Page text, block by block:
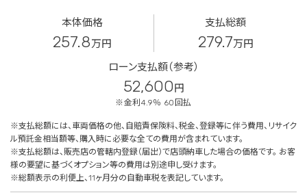
本体価格
257.8万円
支払総額
279.7万円
ローン支払額（参考）
52,600 円
※金利4.9％ 60回払
※支払総額には、車両価格の他、自賠責保険料、税金、登録等に伴う費用、リサイク
ル預託金相当額等、購入時に必要な全ての費用が含まれています。
※支払総額は、販売店の管轄内登録（届出）で店頭納車した場合の価格です。 お客
様の要望に基づくオプション等の費用は別途申し受けます。
※総額表示の利便上、11ヶ月分の自動車税を表記しています。